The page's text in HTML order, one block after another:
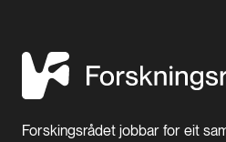
Forskingsrådet jobbar for eit